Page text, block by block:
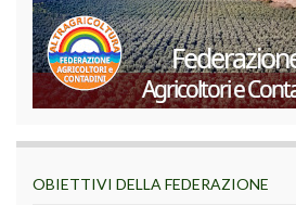
OBIETTIVI DELLA FEDERAZIONE